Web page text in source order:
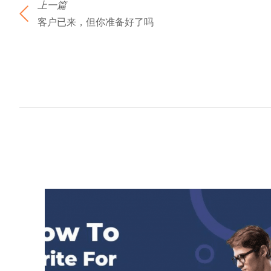
上一篇
客户已来，但你准备好了吗